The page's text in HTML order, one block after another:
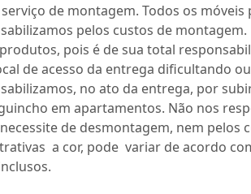
de montagem. Todos os
pelos custos de
pois é de sua total
de acesso da entrega dificultando
no ato da entrega, por
em apartamentos. Não nos
de desmontagem, nem pelos
a cor, pode variar de acordo